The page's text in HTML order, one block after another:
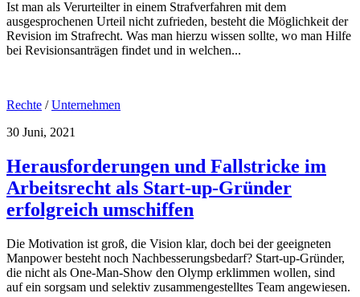
Ist man als Verurteilter in einem Strafverfahren mit dem
ausgesprochenen Urteil nicht zufrieden, besteht die Möglichkeit der
Revision im Strafrecht. Was man hierzu wissen sollte, wo man Hilfe
bei Revisionsanträgen findet und in welchen...
Rechte /Unternehmen
30 Juni, 2021
Herausforderungen und Fallstricke im
Arbeitsrecht als Start-up-Gründer
erfolgreich umschiffen
Die Motivation ist groß, die Vision klar, doch bei der geeigneten
Manpower besteht noch Nachbesserungsbedarf? Start-up-Gründer,
die nicht als One-Man-Show den Olymp erklimmen wollen, sind
auf ein sorgsam und selektiv zusammengestelltes Team angewiesen.